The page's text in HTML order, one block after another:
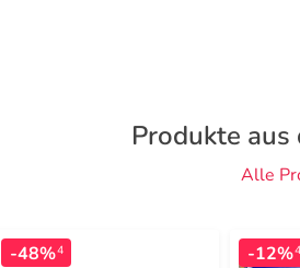
Produkte
Alle
-48%4 -12%4